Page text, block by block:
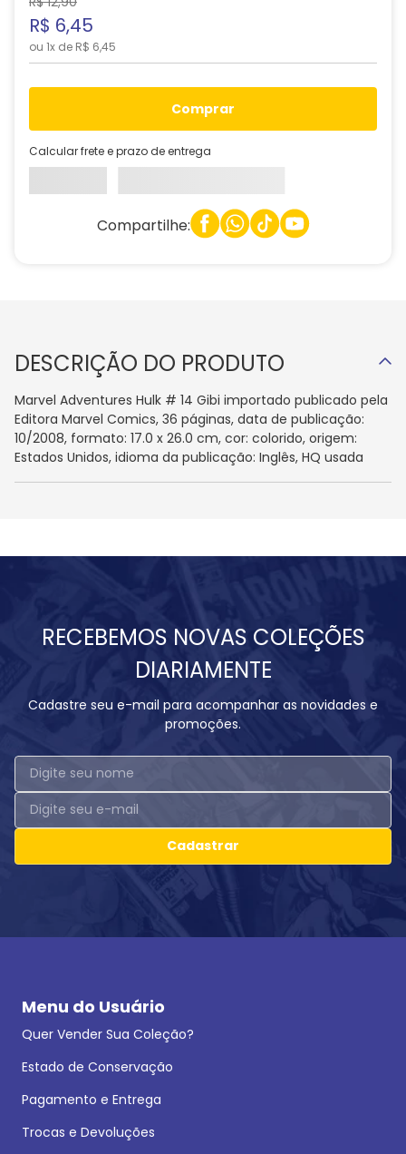
R$ 6,45
ou 1x de R$ 6,45
comprar
Calcular frete e prazo de entrega
Compartilhe:
DESCRIÇÃO DO PRODUTO
Marvel Adventures Hulk # 14 Gibi importado publicado pela
Editora Marvel Comics, 36 páginas, data de publicação:
10/2008, formato: 17.0 x 26.0 cm, cor: colorido, origem:
Estados Unidos, idioma da publicação: Inglês, HQ usada
RECEBEMOS NOVAS COLEÇÕES
DIARIAMENTE
Cadastre seu e-mail para acompanhar as novidades e
promoções.
Cadastrar
Menu do Usuário
Quer Vender Sua Coleção?
Estado de Conservação
Pagamento e Entrega
Trocas e Devoluções